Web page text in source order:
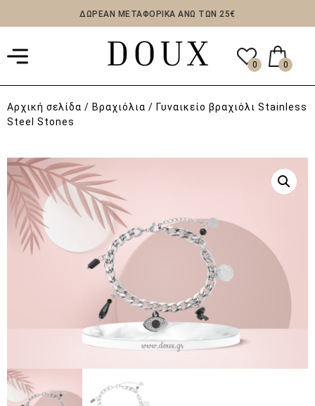
ΔΩΡΕΑΝ ΜΕΤΑΦΟΡΙΚΑ ΑΝΩ ΤΩΝ 25€
0 0
Αρχική σελίδα / Βραχιόλια / Γυναικείο βραχιόλι Stainless
Steel Stones